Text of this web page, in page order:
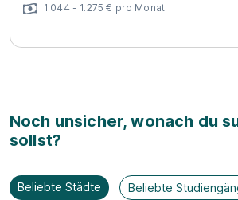
1.044 - 1.275 € pro Monat
Noch unsicher, wonach du
sollst?
Beliebte Städte Beliebte